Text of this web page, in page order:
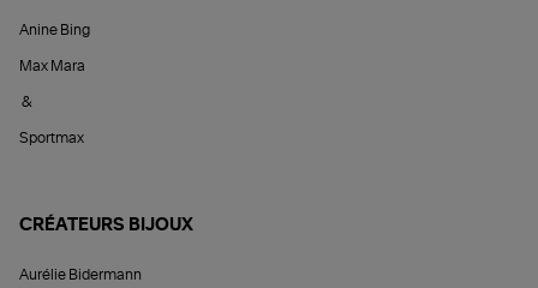
Anine Bing
Max Mara
&
Sportmax
CRÉATEURS BIJOUX
Aurélie Bidermann